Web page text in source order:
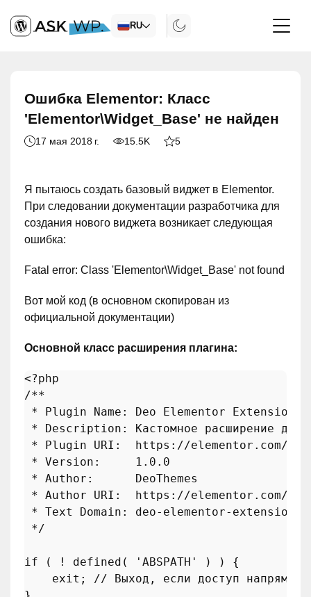
RU
Ошибка Elementor: Класс
'Elementor\Widget_Base' не найден
17 мая 2018 г. 15.5K 5
Я пытаюсь создать базовый виджет в Elementor.
При следовании документации разработчика для
создания нового виджета возникает следующая
ошибка:
Fatal error: Class 'Elementor\Widget_Base' not found
Вот мой код (в основном скопирован из
официальной документации)
Основной класс расширения плагина:
<?php
/**
* Plugin Name: Deo Elementor Extension
* Description: Кастомное расширение для
* Plugin URI:  https://elementor.com/
* Version:     1.0.0
* Author:      DeoThemes
* Author URI:  https://elementor.com/
* Text Domain: deo-elementor-extension
*/
if ( ! defined ( 'ABSPATH'
) ) {
exit ; // Выход, если доступ напрямую